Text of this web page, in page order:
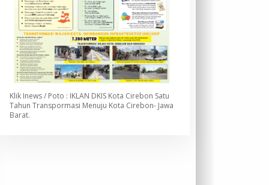
Klik Inews / Poto : IKLAN DKIS Kota Cirebon Satu
Tahun Transpormasi Menuju Kota Cirebon- Jawa
Barat.